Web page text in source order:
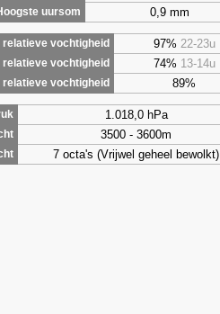
uursom 0,9 mm
relatieve vochtigheid
97% 22-23u
relatieve vochtigheid 74% 13-14u
relatieve vochtigheid 89%
1.018,0 hPa
3500 - 3600m
7 octa's (Vrijwel geheel bewolkt)